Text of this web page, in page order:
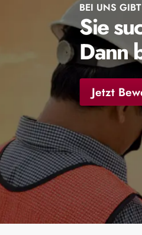
BEI UNS
Sie
Dann
Jetzt